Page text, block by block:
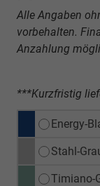
Alle Angaben
vorbehalten.
Anzahlung
***Kurzfristig
Energy-
Stahl-
Timiano-